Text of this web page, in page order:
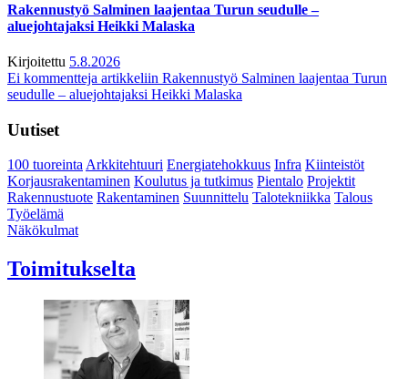
Rakennustyö Salminen laajentaa Turun seudulle –
aluejohtajaksi Heikki Malaska
Kirjoitettu 5.8.2026
Ei kommentteja artikkeliin Rakennustyö Salminen laajentaa Turun
seudulle – aluejohtajaksi Heikki Malaska
Uutiset
100 tuoreintaArkkitehtuuri Energiatehokkuus Infra Kiinteistöt
Korjausrakentaminen Koulutus ja tutkimus Pientalo Projektit
Rakennustuote Rakentaminen Suunnittelu Talotekniikka Talous
Työelämä
Näkökulmat
Toimitukselta